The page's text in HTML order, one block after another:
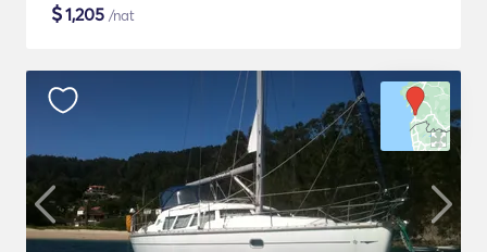
$1,205 /nat